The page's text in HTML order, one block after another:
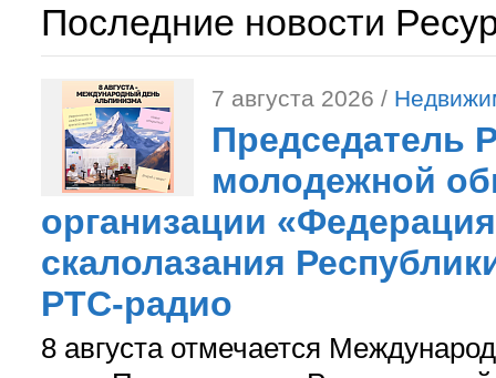
Последние новости
7 августа 2026 /
Председатель
молодежной
организации
скалолазания
РТС-радио
8 августа отмечается